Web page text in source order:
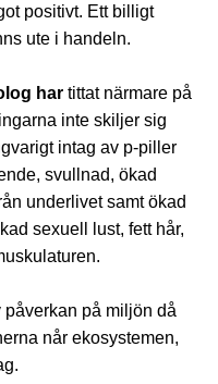
positivt. Ett billigt
ute i handeln.
har tittat närmare på
inte skiljer sig
intag av p-piller
svullnad, ökad
underlivet samt ökad
sexuell lust, fett hår,
på miljön då
når ekosystemen,